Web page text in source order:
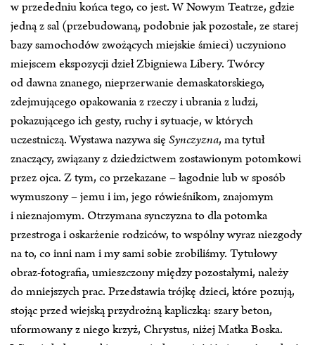
w przededniu końca tego, co jest. W Nowym Teatrze, gdzie
jedną z sal (przebudowaną, podobnie jak pozostałe, ze starej
bazy samochodów zwożących miejskie śmieci) uczyniono
miejscem ekspozycji dzieł Zbigniewa Libery. Twórcy
od dawna znanego, nieprzerwanie demaskatorskiego,
zdejmującego opakowania z rzeczy i ubrania z ludzi,
pokazującego ich gesty, ruchy i sytuacje, w których
uczestniczą. Wystawa nazywa się Synczyzna, ma tytuł
znaczący, związany z dziedzictwem zostawionym potomkowi
przez ojca. Z tym, co przekazane – łagodnie lub w sposób
wymuszony – jemu i im, jego rówieśnikom, znajomym
i nieznajomym. Otrzymana synczyzna to dla potomka
przestroga i oskarżenie rodziców, to wspólny wyraz niezgody
na to, co inni nam i my sami sobie zrobiliśmy. Tytułowy
obraz‑fotografia, umieszczony między pozostałymi, należy
do mniejszych prac. Przedstawia trójkę dzieci, które pozują,
stojąc przed wiejską przydrożną kapliczką: szary beton,
uformowany z niego krzyż, Chrystus, niżej Matka Boska.